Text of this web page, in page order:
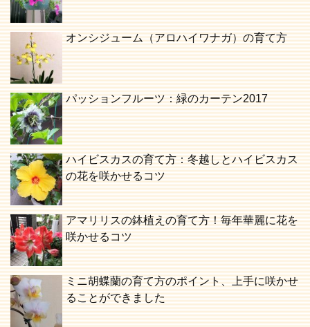
オンシジューム（アロハイワナガ）の育て方
パッションフルーツ：緑のカーテン2017
ハイビスカスの育て方：冬越しとハイビスカス
の花を咲かせるコツ
アマリリスの鉢植えの育て方！毎年華麗に花を
咲かせるコツ
ミニ胡蝶蘭の育て方のポイント、上手に咲かせ
ることができました